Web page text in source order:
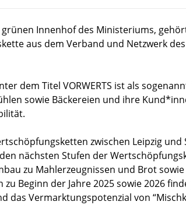
Innenhof des Ministeriums,
aus dem Verband und Netzwerk
dem Titel VORWERTS ist als
sowie Bäckereien und ihre
zwischen Leipzig
nächsten Stufen der
zu Mahlerzeugnissen und Brot
Beginn der Jahre 2025 sowie 2026
das Vermarktungspotenzial von